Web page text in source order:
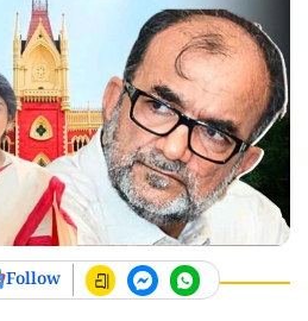
Follow